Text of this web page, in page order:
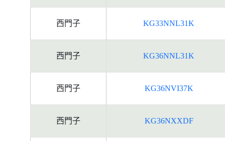
西門子 KG33NNL31K
西門子 KG36NNL31K
西門子 KG36NVI37K
西門子 KG36NXXDF